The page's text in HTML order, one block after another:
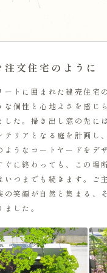
注文住宅のように
ートに囲まれた建売住宅
な個性と心地よさを感じ
した。掃き出し窓の先に
テリアとなる庭を計画し
ようなコートヤードをデ
ぐに終わっても、この場
いつまでも続きます。ご
の笑顔が自然と集まる、
ました。